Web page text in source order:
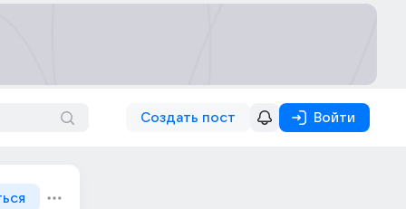
Создать пост Войти